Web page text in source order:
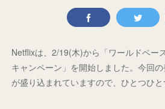
Netflixは、2/19(木)から「ワールドベー
キャンペーン」を開始しました。今回
が盛り込まれていますので、ひとつひと